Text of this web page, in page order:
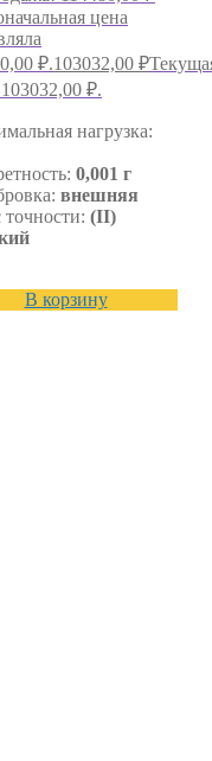
цена
₽.103032,00 ₽
₽.
нагрузка:
0,001 г
внешняя
точности: (II)
В корзину